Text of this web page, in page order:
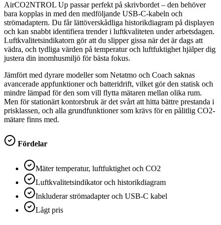
AirCO2NTROL Up passar perfekt på skrivbordet – den behöver
bara kopplas in med den medföljande USB-C-kabeln och
strömadaptern. Du får lättöverskådliga historikdiagram på displayen
och kan snabbt identifiera trender i luftkvaliteten under arbetsdagen.
Luftkvalitetsindikatorn gör att du slipper gissa när det är dags att
vädra, och tydliga värden på temperatur och luftfuktighet hjälper dig
justera din inomhusmiljö för bästa fokus.
Jämfört med dyrare modeller som Netatmo och Coach saknas
avancerade appfunktioner och batteridrift, vilket gör den statisk och
mindre lämpad för den som vill flytta mätaren mellan olika rum.
Men för stationärt kontorsbruk är det svårt att hitta bättre prestanda i
prisklassen, och alla grundfunktioner som krävs för en pålitlig CO2-
mätare finns med.
Fördelar
Mäter temperatur, luftfuktighet och CO2
Luftkvalitetsindikator och historikdiagram
Inkluderar strömadapter och USB-C kabel
Lågt pris